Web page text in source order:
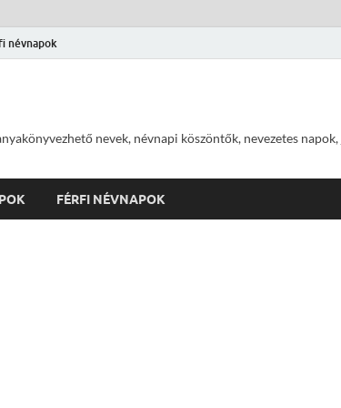
névnapok
nevek, névnapi köszöntők, nevezetes
FÉRFI NÉVNAPOK